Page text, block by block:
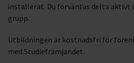
installerat. Du förväntas delta aktivt
grupp.
Utbildningen är kostnadsfri för
med Studiefrämjandet.